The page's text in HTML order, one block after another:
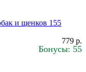
и щенков 155
779 р.
Бонусы: 55